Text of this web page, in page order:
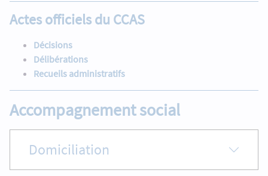
Actes officiels du CCAS
Décisions
Délibérations
Recueils administratifs
Accompagnement social
Domiciliation